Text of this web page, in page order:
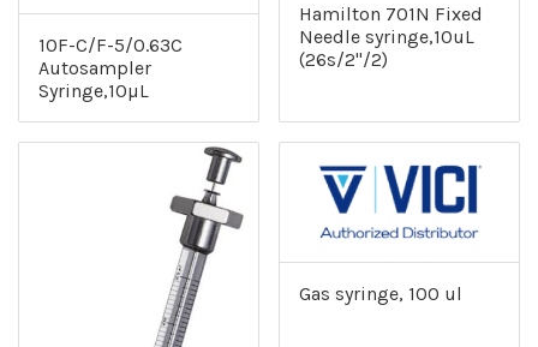
10F-C/F-5/0.63C
Autosampler
Syringe,10µL
Hamilton 701N Fixed
Needle syringe,10uL
(26s/2"/2)
Gas syringe, 100 ul